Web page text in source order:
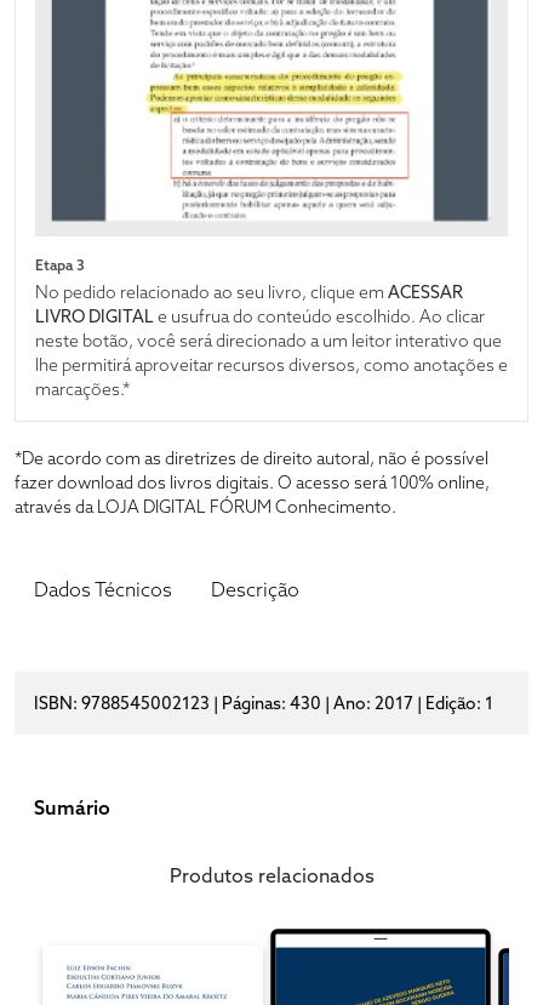
Etapa 3
No pedido relacionado ao seu livro, clique em ACESSAR
LIVRO DIGITALe usufrua do conteúdo escolhido. Ao clicar
neste botão, você será direcionado a um leitor interativo que
lhe permitirá aproveitar recursos diversos, como anotações e
marcações.*
*De acordo com as diretrizes de direito autoral, não é possível
fazer download dos livros digitais. O acesso será 100% online,
através da LOJA DIGITAL FÓRUM Conhecimento.
Dados Técnicos Descrição
ISBN: 9788545002123 | Páginas: 430 | Ano: 2017 | Edição: 1
Sumário
Produtos relacionados